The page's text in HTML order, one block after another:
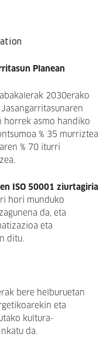
Planean
2030erako
horrek asmo handiko
% 35 murriztea
% 70 iturri
ISO 50001 ziurtagiria
hori munduko
da, eta
eta
ditu.
bere helburuetan
eta
kultura-
da.